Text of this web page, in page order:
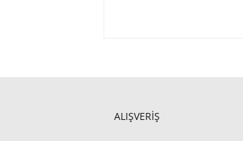
ALIŞVERİŞ